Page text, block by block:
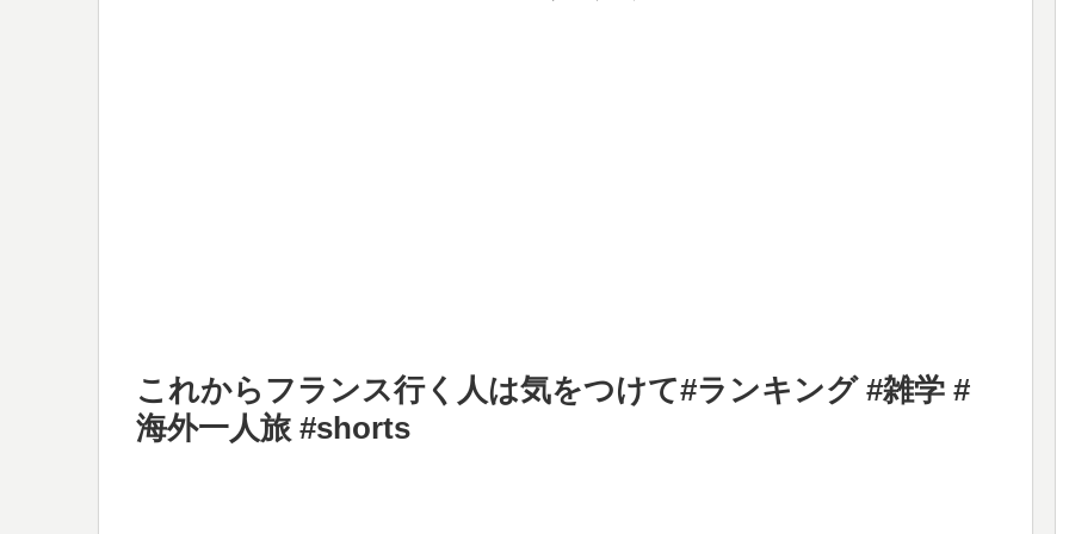
これからフランス行く人は気をつけて#ランキング #雑学 #
海外一人旅 #shorts